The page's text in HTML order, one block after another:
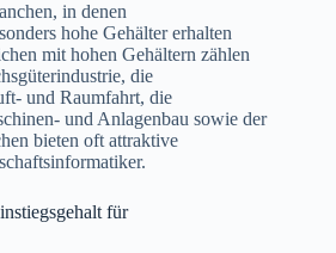
in denen
hohe Gehälter erhalten
mit hohen Gehältern zählen
die
und Raumfahrt, die
und Anlagenbau sowie der
bieten oft attraktive
für